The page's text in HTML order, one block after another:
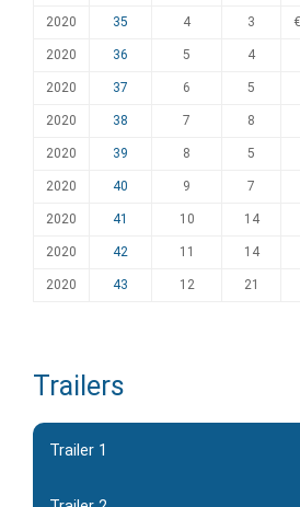
2020 35 4 3
2020 36 5 4
2020 37 6 5
2020 38 7 8
2020 39 8 5
2020 40 9 7
2020 41 10 14
2020 42 11 14
2020 43 12 21
Trailers
Trailer 1